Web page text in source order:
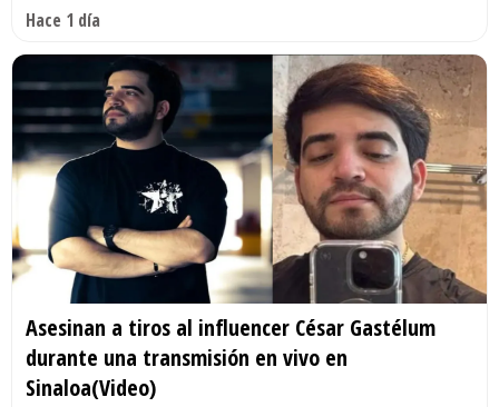
Hace 1 día
Asesinan a tiros al influencer César Gastélum
durante una transmisión en vivo en
Sinaloa(Video)